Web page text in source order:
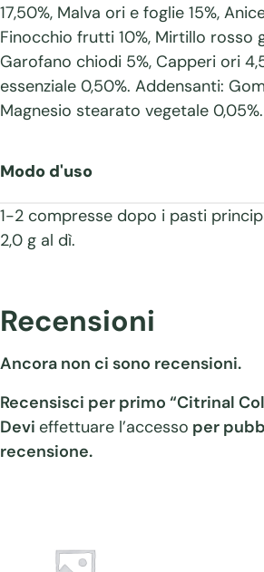
17,50%, Malva ori e foglie 15%,
Finocchio frutti 10%, Mirtillo rosso
Garofano chiodi 5%, Capperi ori
essenziale 0,50%. Addensanti:
Magnesio stearato vegetale 0,05%.
Modo d'uso
1-2 compresse dopo i pasti
2,0 g al dì.
Recensioni
Ancora non ci sono recensioni.
Recensisci per primo “Citrinal
Devi effettuare l’accesso per
recensione.